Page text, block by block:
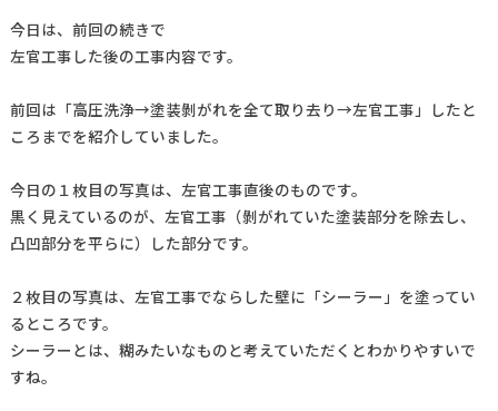
今日は、前回の続きで
左官工事した後の工事内容です。
前回は「高圧洗浄→塗装剝がれを全て取り去り→左官工事」したと
ころまでを紹介していました。
今日の１枚目の写真は、左官工事直後のものです。
黒く見えているのが、左官工事（剝がれていた塗装部分を除去し、
凸凹部分を平らに）した部分です。
２枚目の写真は、左官工事でならした壁に「シーラー」を塗ってい
るところです。
シーラーとは、糊みたいなものと考えていただくとわかりやすいで
すね。